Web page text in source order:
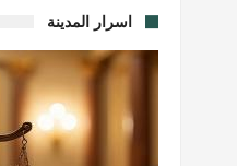
اسرار المدينة